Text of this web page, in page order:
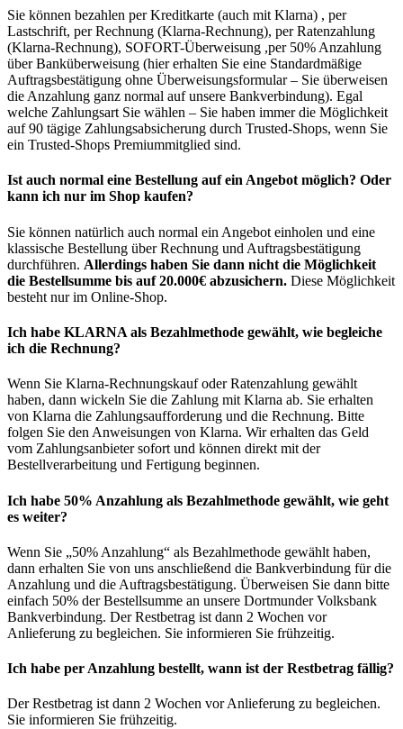
Sie können bezahlen per Kreditkarte (auch mit Klarna) , per
Lastschrift, per Rechnung (Klarna-Rechnung), per Ratenzahlung
(Klarna-Rechnung), SOFORT-Überweisung ,per 50% Anzahlung
über Banküberweisung (hier erhalten Sie eine Standardmäßige
Auftragsbestätigung ohne Überweisungsformular – Sie überweisen
die Anzahlung ganz normal auf unsere Bankverbindung). Egal
welche Zahlungsart Sie wählen – Sie haben immer die Möglichkeit
auf 90 tägige Zahlungsabsicherung durch Trusted-Shops, wenn Sie
ein Trusted-Shops Premiummitglied sind.
Ist auch normal eine Bestellung auf ein Angebot möglich? Oder
kann ich nur im Shop kaufen?
Sie können natürlich auch normal ein Angebot einholen und eine
klassische Bestellung über Rechnung und Auftragsbestätigung
durchführen. Allerdings haben Sie dann nicht die Möglichkeit
die Bestellsumme bis auf 20.000€ abzusichern. Diese Möglichkeit
besteht nur im Online-Shop.
Ich habe KLARNA als Bezahlmethode gewählt, wie begleiche
ich die Rechnung?
Wenn Sie Klarna-Rechnungskauf oder Ratenzahlung gewählt
haben, dann wickeln Sie die Zahlung mit Klarna ab. Sie erhalten
von Klarna die Zahlungsaufforderung und die Rechnung. Bitte
folgen Sie den Anweisungen von Klarna. Wir erhalten das Geld
vom Zahlungsanbieter sofort und können direkt mit der
Bestellverarbeitung und Fertigung beginnen.
Ich habe 50% Anzahlung als Bezahlmethode gewählt, wie geht
es weiter?
Wenn Sie „50% Anzahlung“ als Bezahlmethode gewählt haben,
dann erhalten Sie von uns anschließend die Bankverbindung für die
Anzahlung und die Auftragsbestätigung. Überweisen Sie dann bitte
einfach 50% der Bestellsumme an unsere Dortmunder Volksbank
Bankverbindung. Der Restbetrag ist dann 2 Wochen vor
Anlieferung zu begleichen. Sie informieren Sie frühzeitig.
Ich habe per Anzahlung bestellt, wann ist der Restbetrag fällig?
Der Restbetrag ist dann 2 Wochen vor Anlieferung zu begleichen.
Sie informieren Sie frühzeitig.